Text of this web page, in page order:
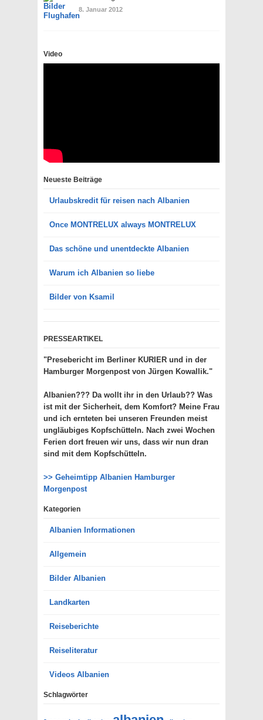
8. Januar 2012
Video
Neueste Beiträge
Urlaubskredit für reisen nach Albanien
Once MONTRELUX always MONTRELUX
Das schöne und unentdeckte Albanien
Warum ich Albanien so liebe
Bilder von Ksamil
PRESSEARTIKEL
"Presebericht im Berliner KURIER und in der
Hamburger Morgenpost von Jürgen Kowallik."
Albanien??? Da wollt ihr in den Urlaub?? Was
ist mit der Sicherheit, dem Komfort? Meine Frau
und ich ernteten bei unseren Freunden meist
ungläubiges Kopfschütteln. Nach zwei Wochen
Ferien dort freuen wir uns, dass wir nun dran
sind mit dem Kopfschütteln.
>> Geheimtipp Albanien Hamburger
Morgenpost
Kategorien
Albanien Informationen
Allgemein
Bilder Albanien
Landkarten
Reiseberichte
Reiseliteratur
Videos Albanien
Schlagwörter